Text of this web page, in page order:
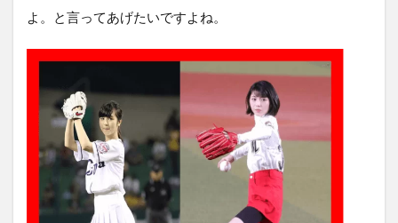
よ。と言ってあげたいですよね。